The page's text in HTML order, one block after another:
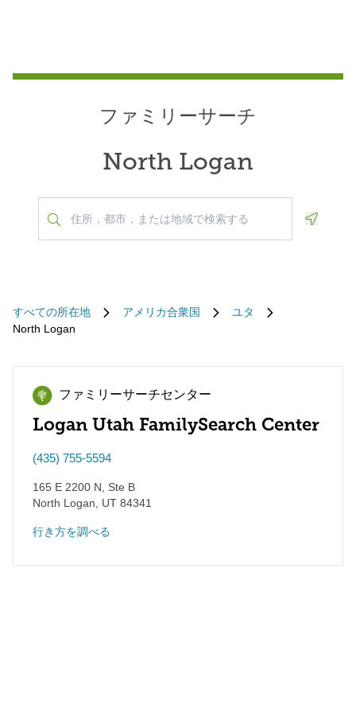
ファミリーサーチ
North Logan
すべての所在地 アメリカ合衆国
ユタ
North Logan
ファミリーサーチセンター
Logan Utah FamilySearch Center
(435) 755-5594
165 E 2200 N, Ste B
North Logan
UT 84341
行き方を調べる